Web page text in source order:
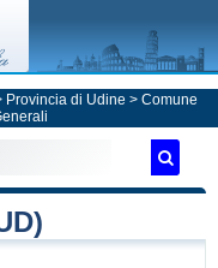
Provincia di Udine > Comune